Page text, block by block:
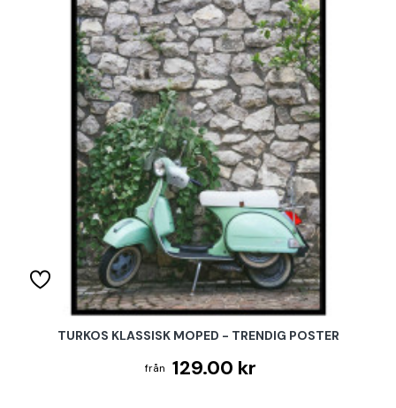
TURKOS KLASSISK MOPED - TRENDIG POSTER
129.00 kr